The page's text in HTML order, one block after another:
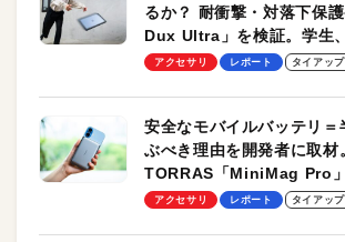
るか？ 耐衝撃・対落下保
Dux Ultra」を検証。学生
のモバイルユースに最適！
アクセサリ レポート タイアップ
安全なモバイルバッテリ＝
ぶべき理由を開発者に取材
TORRAS「MiniMag Pro
ーも
アクセサリ レポート タイアップ